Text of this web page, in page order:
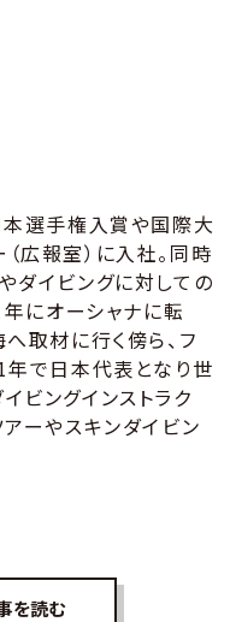
選手権入賞や国際大
広報室）に入社。同時
ダイビングに対しての
にオーシャナに転
取材に行く傍ら、フ
年で日本代表となり世
ビングインストラク
ーやスキンダイビン
を読む